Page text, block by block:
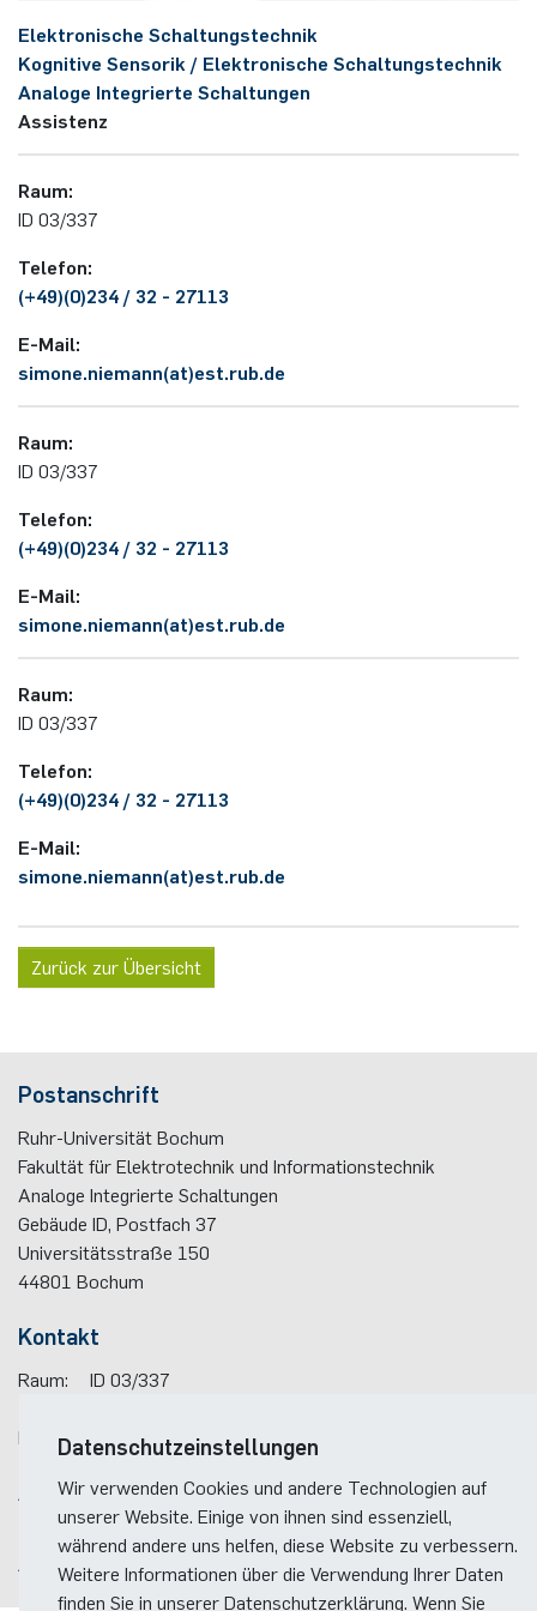
Elektronische Schaltungstechnik
Kognitive Sensorik / Elektronische Schaltungstechnik
Analoge Integrierte Schaltungen
Assistenz
Raum:
ID 03/337
Telefon:
(+49)(0)234 / 32 - 27113
E-Mail:
simone.niemann(at)est.rub.de
Raum:
ID 03/337
Telefon:
(+49)(0)234 / 32 - 27113
E-Mail:
simone.niemann(at)est.rub.de
Raum:
ID 03/337
Telefon:
(+49)(0)234 / 32 - 27113
E-Mail:
simone.niemann(at)est.rub.de
Zurück zur Übersicht
Postanschrift
Ruhr-Universität Bochum
Fakultät für Elektrotechnik und Informationstechnik
Analoge Integrierte Schaltungen
Gebäude ID, Postfach 37
Universitätsstraße 150
44801 Bochum
Kontakt
Raum:
ID 03/337
E-Mail:
alle(at)ais.rub.de
Anreise
Lageplan der Fakultät
Anreise zum RUB-Campus
Datenschutzeinstellungen
Wir verwenden Cookies und andere Technologien auf
unserer Website. Einige von ihnen sind essenziell,
während andere uns helfen, diese Website zu verbessern.
Weitere Informationen über die Verwendung Ihrer Daten
finden Sie in unserer Datenschutzerklärung. Wenn Sie
Akademische Feier 2018
Akademische Feier 2017
CrossING-2017
Ausbildung
Informationen für Unternehmen
Energiesystemtechnik & Leistungs­mechatronik
Plaque-CharM
PluTO
6GEM
Terahertz-NRW
Integrierte Hochfrequenzsensoren
Integrierte Systeme
Lernende technische Systeme
Medizintechnik
Mikrosystemtechnik
Photonics & Ultrafast Laser Science
Photonik & Terahertztechnologie
Theoretische Elektrotechnik
Vernetzte Energieeffiziente Systeme
Kommunikationstechnik
Medizintechnik
Duales Studium / Praxisintegrierendes ­Studium
Studium mit Forschungspraxis
Österreich
Polen
Slowakei
Spanien
Ungarn
Studienfachberatung
Prüfungsamt ETIT